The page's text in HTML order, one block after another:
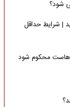
| شرایط حداقل
محکوم شود